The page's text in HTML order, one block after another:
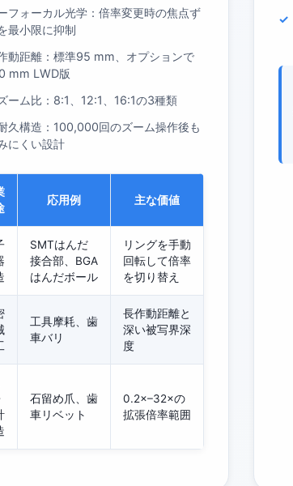
フォーカル光学：倍率変更時の焦点ず
最小限に抑制
動距離：標準95 mm、オプションで
mm LWD版
ーム比：8:1、12:1、16:1の3種類
久構造：100,000回のズーム操作後も
にくい設計
応用例 主な価値
SMTはんだ
接合部、BGA
はんだボール
リングを手動
回転して倍率
を切り替え
工具摩耗、歯
車バリ
長作動距離と
深い被写界深
度
石留め爪、歯
車リベット
0.2×–32×の
拡張倍率範囲